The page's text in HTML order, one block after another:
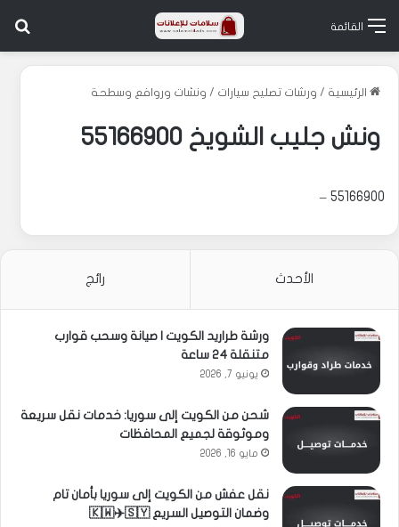
القائمة
الرئيسية / ورشات تصليح سيارات / ونشات وروافع وسطحة
ونش جليب الشويخ 55166900
55166900 –
الأحدث رائج
ورشة طراريد الكويت | صيانة وسحب قوارب
متنقلة 24 ساعة
يونيو 7, 2026
شحن من الكويت إلى سوريا: خدمات نقل سريعة
وموثوقة لجميع المحافظات
مايو 16, 2026
نقل عفش من الكويت إلى سوريا بأمان تام
وضمان التوصيل السريع 🇰🇼✈️🇸🇾